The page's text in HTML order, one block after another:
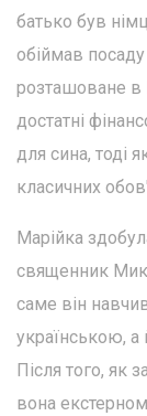
батько був
обіймав посаду
розташоване в
достатні
для сина, тоді
класичних
Марійка
священник
саме він
українською,
Після того, як
вона